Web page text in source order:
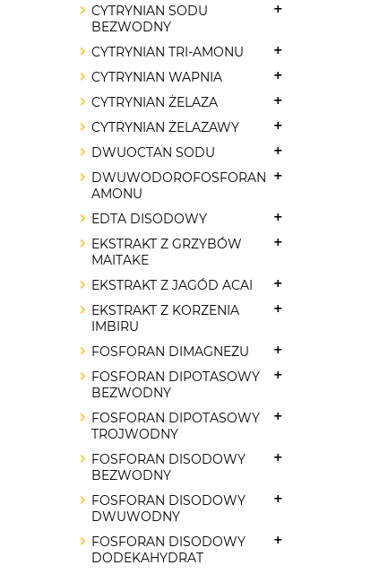
CYTRYNIAN SODU
BEZWODNY
CYTRYNIAN TRI-AMONU
CYTRYNIAN WAPNIA
CYTRYNIAN ŻELAZA
CYTRYNIAN ŻELAZAWY
DWUOCTAN SODU
DWUWODOROFOSFORAN
AMONU
EDTA DISODOWY
EKSTRAKT Z GRZYBÓW
MAITAKE
EKSTRAKT Z JAGÓD ACAI
EKSTRAKT Z KORZENIA
IMBIRU
FOSFORAN DIMAGNEZU
FOSFORAN DIPOTASOWY
BEZWODNY
FOSFORAN DIPOTASOWY
TROJWODNY
FOSFORAN DISODOWY
BEZWODNY
FOSFORAN DISODOWY
DWUWODNY
FOSFORAN DISODOWY
DODEKAHYDRAT